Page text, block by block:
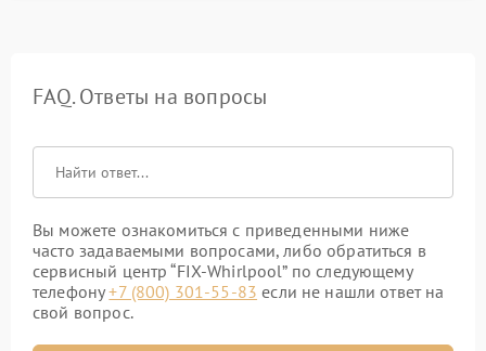
FAQ. Ответы на вопросы
Вы можете ознакомиться с приведенными ниже
часто задаваемыми вопросами, либо обратиться в
сервисный центр “FIX-Whirlpool” по следующему
телефону+7 (800) 301-55-83 если не нашли ответ на
свой вопрос.